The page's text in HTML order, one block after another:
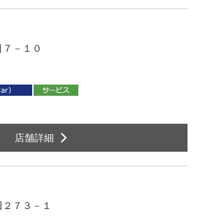
－１０
店舗詳細
７３－１